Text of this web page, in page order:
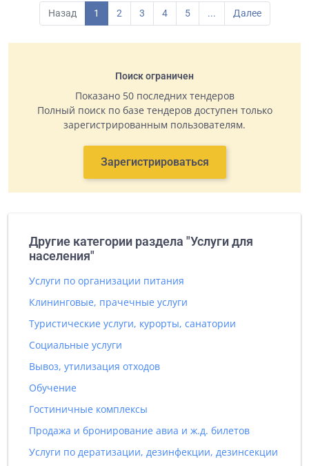
Назад 1 2 3 4 5 ... Далее
Поиск ограничен
Показано 50 последних тендеров
Полный поиск по базе тендеров доступен только
зарегистрированным пользователям.
Зарегистрироваться
Другие категории раздела "Услуги для
населения"
Услуги по организации питания
Клининговые, прачечные услуги
Туристические услуги, курорты, санатории
Социальные услуги
Вывоз, утилизация отходов
Обучение
Гостиничные комплексы
Продажа и бронирование авиа и ж.д. билетов
Услуги по дератизации, дезинфекции, дезинсекции